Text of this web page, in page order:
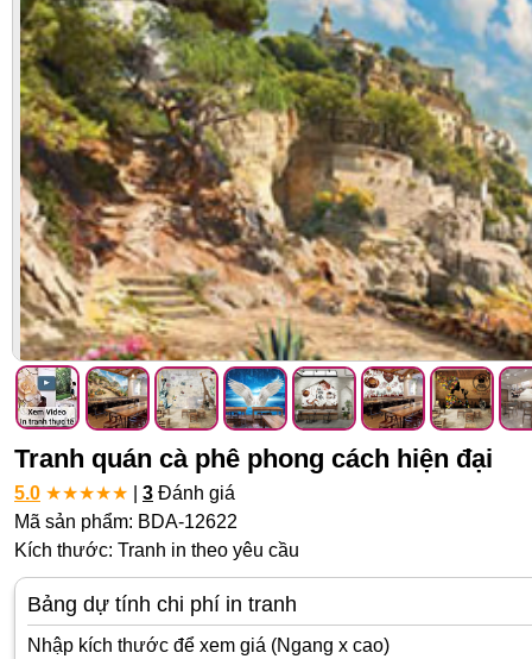
Tranh quán cà phê phong cách hiện đại
5.0 ★★★★★ 3 Đánh giá
Mã sản phẩm: BDA-12622
Kích thước: Tranh in theo yêu cầu
Bảng dự tính chi phí in tranh
Nhập kích thước để xem giá (Ngang x cao)